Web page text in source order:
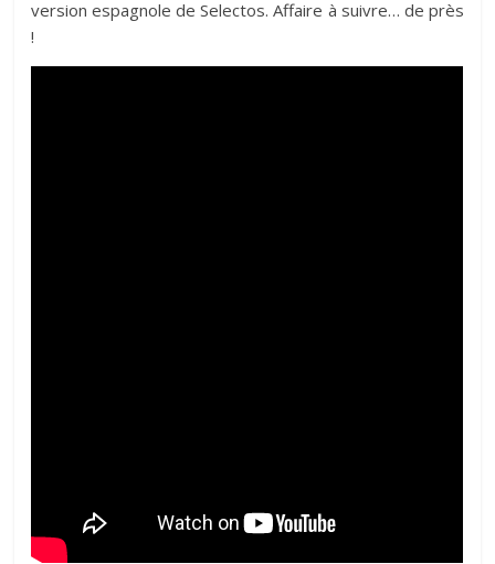
version espagnole de Selectos. Affaire à suivre… de près
!